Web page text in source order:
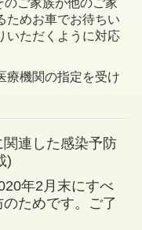
ご家族が他のご家
ためお車でお待ちい
いただくように対応
療機関の指定を受け
関連した感染予防
)
年2月末にすべ
ためです。ご了